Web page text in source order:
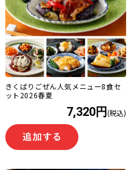
きくばりごぜん人気メニュー8食セ
ット2026春夏
7,320円(税込)